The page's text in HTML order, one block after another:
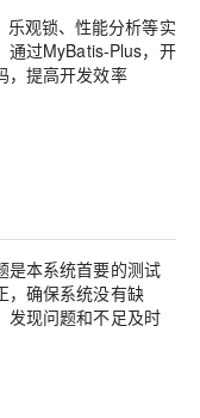
观锁、性能分析等实
通过MyBatis-Plus，开
，提高开发效率
是本系统首要的测试
，确保系统没有缺
发现问题和不足及时